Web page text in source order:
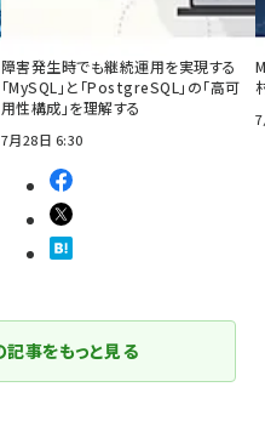
障害発生時でも継続運用を実現する
「MySQL」と「PostgreSQL」の「高可
用性構成」を理解する
7月28日 6:30
事をもっと見る